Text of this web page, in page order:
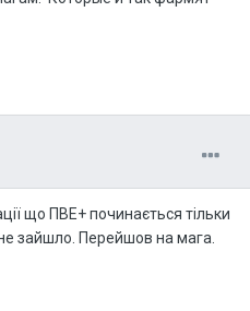
що ПВЕ+ починається тільки
зайшло. Перейшов на мага.